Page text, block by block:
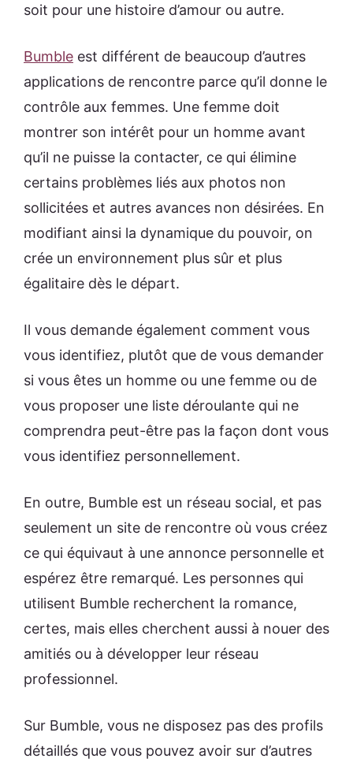
soit pour une histoire d’amour ou autre.
Bumble est différent de beaucoup d’autres
applications de rencontre parce qu’il donne le
contrôle aux femmes. Une femme doit
montrer son intérêt pour un homme avant
qu’il ne puisse la contacter, ce qui élimine
certains problèmes liés aux photos non
sollicitées et autres avances non désirées. En
modifiant ainsi la dynamique du pouvoir, on
crée un environnement plus sûr et plus
égalitaire dès le départ.
Il vous demande également comment vous
vous identifiez, plutôt que de vous demander
si vous êtes un homme ou une femme ou de
vous proposer une liste déroulante qui ne
comprendra peut-être pas la façon dont vous
vous identifiez personnellement.
En outre, Bumble est un réseau social, et pas
seulement un site de rencontre où vous créez
ce qui équivaut à une annonce personnelle et
espérez être remarqué. Les personnes qui
utilisent Bumble recherchent la romance,
certes, mais elles cherchent aussi à nouer des
amitiés ou à développer leur réseau
professionnel.
Sur Bumble, vous ne disposez pas des profils
détaillés que vous pouvez avoir sur d’autres